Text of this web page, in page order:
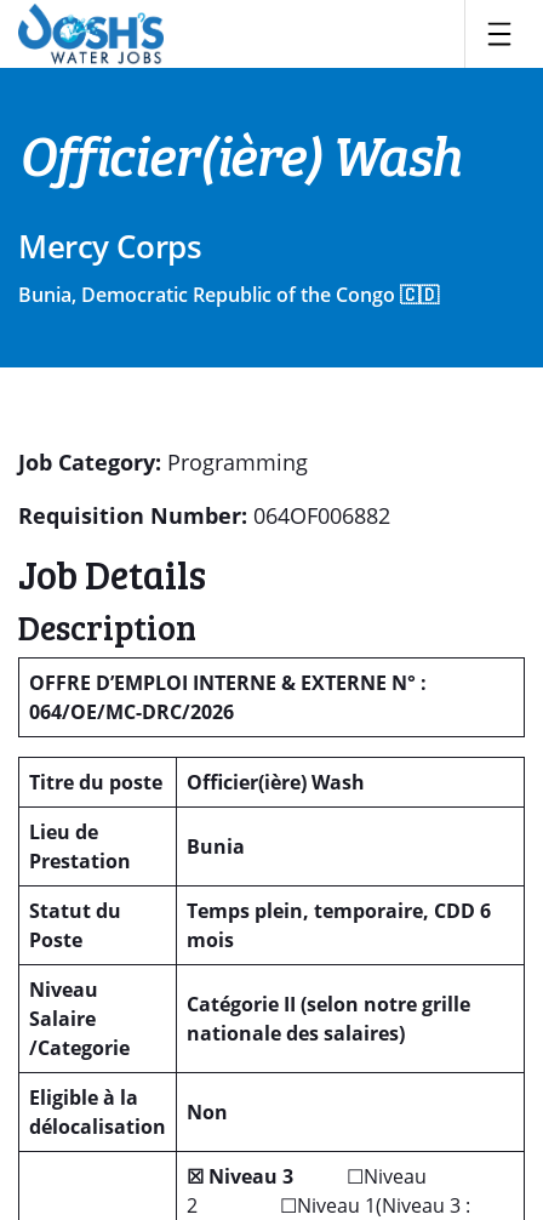
Skip
content
Officier(ière) Wash
Mercy Corps
Bunia, Democratic Republic of the Congo 🇨🇩
Job Category: Programming
Requisition Number: 064OF006882
Job Details
Description
OFFRE D’EMPLOI INTERNE & EXTERNE N° :
064/OE/MC-DRC/2026
Titre du poste
Officier(ière) Wash
Lieu de
Prestation
Bunia
Statut du
Poste
Temps plein, temporaire, CDD 6
mois
Niveau
Salaire
/Categorie
Catégorie II (selon notre grille
nationale des salaires)
Eligible à la
délocalisation
Non
☒ Niveau 3 ☐Niveau
2
☐Niveau 1(Niveau 3 :